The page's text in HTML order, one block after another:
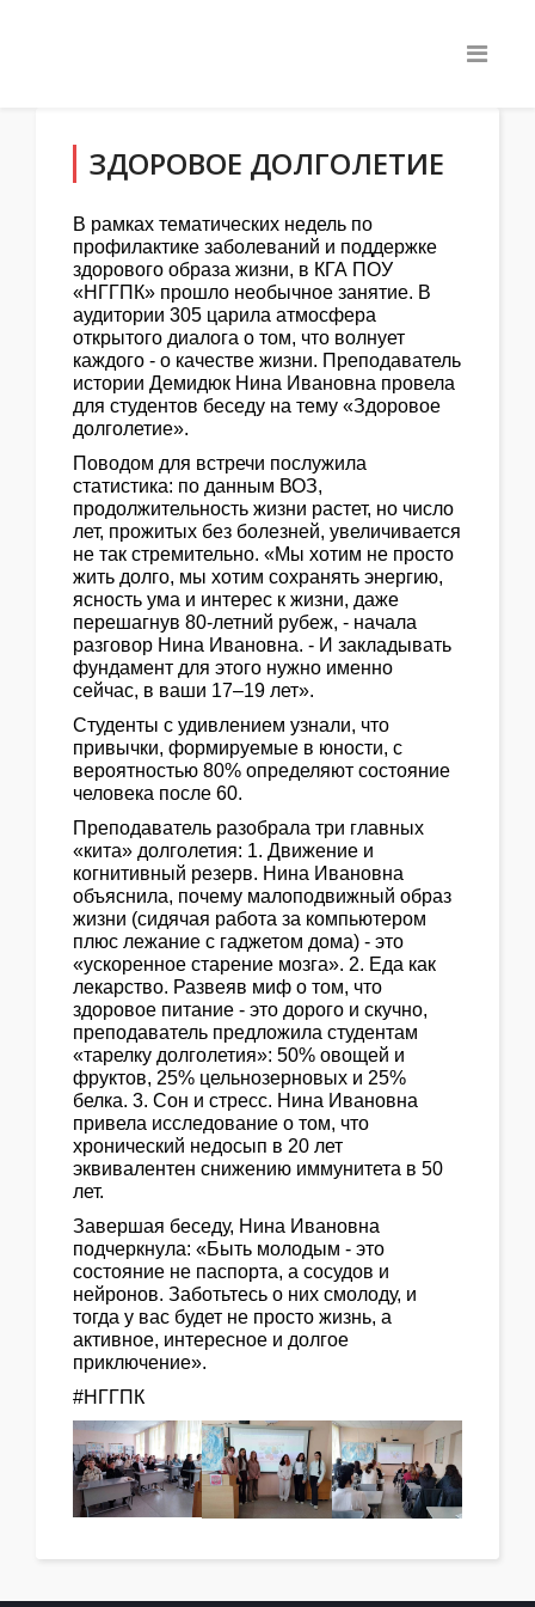
ЗДОРОВОЕ ДОЛГОЛЕТИЕ
В рамках тематических недель по
профилактике заболеваний и поддержке
здорового образа жизни, в КГА ПОУ
«НГГПК» прошло необычное занятие. В
аудитории 305 царила атмосфера
открытого диалога о том, что волнует
каждого - о качестве жизни. Преподаватель
истории Демидюк Нина Ивановна провела
для студентов беседу на тему «Здоровое
долголетие».
Поводом для встречи послужила
статистика: по данным ВОЗ,
продолжительность жизни растет, но число
лет, прожитых без болезней, увеличивается
не так стремительно. «Мы хотим не просто
жить долго, мы хотим сохранять энергию,
ясность ума и интерес к жизни, даже
перешагнув 80-летний рубеж, - начала
разговор Нина Ивановна. - И закладывать
фундамент для этого нужно именно
сейчас, в ваши 17–19 лет».
Студенты с удивлением узнали, что
привычки, формируемые в юности, с
вероятностью 80% определяют состояние
человека после 60.
Преподаватель разобрала три главных
«кита» долголетия: 1. Движение и
когнитивный резерв. Нина Ивановна
объяснила, почему малоподвижный образ
жизни (сидячая работа за компьютером
плюс лежание с гаджетом дома) - это
«ускоренное старение мозга». 2. Еда как
лекарство. Развеяв миф о том, что
здоровое питание - это дорого и скучно,
преподаватель предложила студентам
«тарелку долголетия»: 50% овощей и
фруктов, 25% цельнозерновых и 25%
белка. 3. Сон и стресс. Нина Ивановна
привела исследование о том, что
хронический недосып в 20 лет
эквивалентен снижению иммунитета в 50
лет.
Завершая беседу, Нина Ивановна
подчеркнула: «Быть молодым - это
состояние не паспорта, а сосудов и
нейронов. Заботьтесь о них смолоду, и
тогда у вас будет не просто жизнь, а
активное, интересное и долгое
приключение».
#НГГПК